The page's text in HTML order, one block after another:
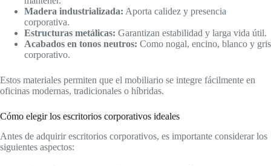
Madera industrializada: Aporta calidez y presencia
corporativa.
Estructuras metálicas: Garantizan estabilidad y larga vida útil.
Acabados en tonos neutros: Como nogal, encino, blanco y gris
corporativo.
Estos materiales permiten que el mobiliario se integre fácilmente en
oficinas modernas, tradicionales o híbridas.
Cómo elegir los escritorios corporativos ideales
Antes de adquirir escritorios corporativos, es importante considerar los
siguientes aspectos: